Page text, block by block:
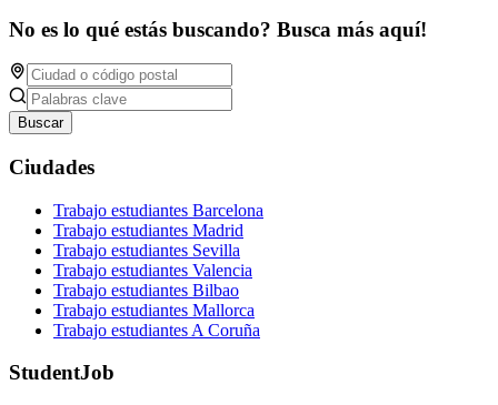
No es lo qué estás buscando? Busca más aquí!
Buscar
Ciudades
Trabajo estudiantes Barcelona
Trabajo estudiantes Madrid
Trabajo estudiantes Sevilla
Trabajo estudiantes Valencia
Trabajo estudiantes Bilbao
Trabajo estudiantes Mallorca
Trabajo estudiantes A Coruña
StudentJob